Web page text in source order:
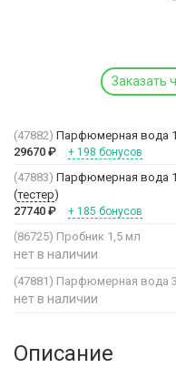
Заказать
(47882) Парфюмерная вода
29670 ₽ + 198 бонусов
(47883) Парфюмерная вода
(тестер)
27740 ₽ + 185 бонусов
(86725) Пробник 1,5 мл
нет в наличии
(47881) Парфюмерная вода
нет в наличии
Описание